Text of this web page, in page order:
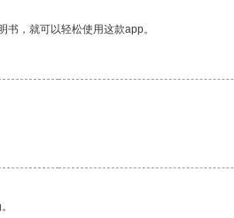
，就可以轻松使用这款app。